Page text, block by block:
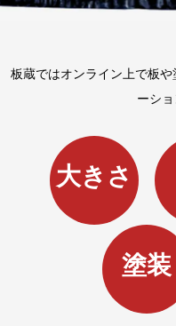
板蔵ではオンライン上で板
ーショ
大きさ
塗装